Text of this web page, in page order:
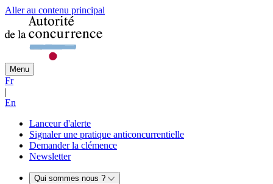
Aller au contenu principal
Menu
Fr
|
En
Lanceur d'alerte
Signaler une pratique anticoncurrentielle
Demander la clémence
Newsletter
Qui sommes nous ?